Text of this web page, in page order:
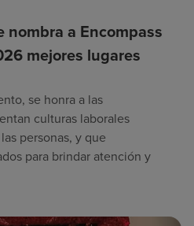
nombra a Encompass
mejores lugares
se honra a las
culturas laborales
personas, y que
para brindar atención y